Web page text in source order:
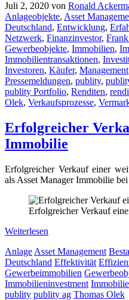
Juli 2, 2020 von Ronald
Anlageobjekte, Asset
Deutschland, Entwicklung,
Netzwerk, Finanzinvestor,
Gewerbeobjekte, Immobilien,
Immobilientransaktionen,
Investoren, Käufer, Management
Pressemeldungen, publity,
publity Portfolio, Renditen,
Olek, Verkaufsprozesse,
Erfolgreicher
Immobilie
Erfolgreicher Verkauf einer
als Asset Manager Immobilie
Erfolgreicher Verkauf
Weiterlesen
Anlage Asset Management
Deutschland Effektivität
Gewerbeimmobilien
Immobilieninvestment
publity publity ag Thomas Olek